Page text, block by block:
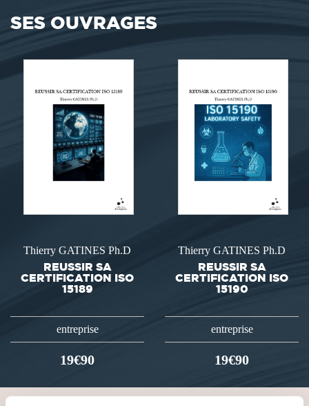
SES OUVRAGES
Thierry GATINES Ph.D
REUSSIR SA
CERTIFICATION ISO
15189
entreprise
19€90
Thierry GATINES Ph.D
REUSSIR SA
CERTIFICATION ISO
15190
entreprise
19€90